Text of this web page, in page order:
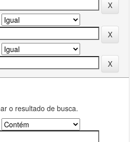
o resultado de busca.